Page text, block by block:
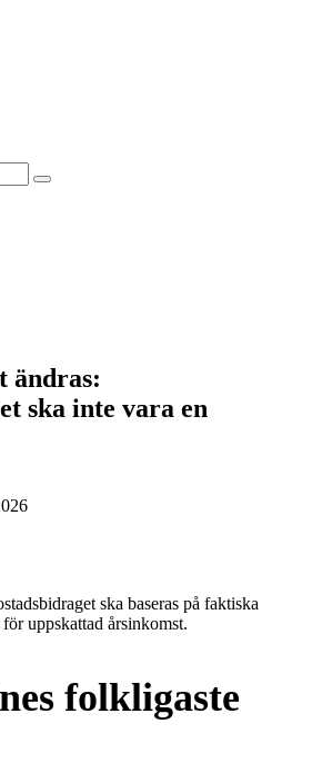
ändras:
ska inte vara en
ska baseras på faktiska
uppskattad årsinkomst.
folkligaste